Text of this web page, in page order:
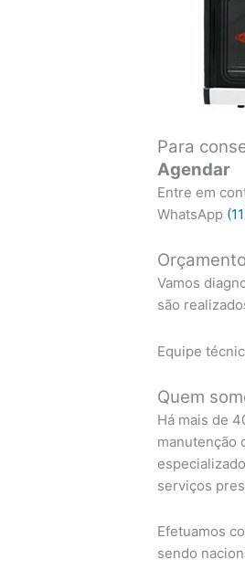
Para
Agendar
Entre em
WhatsApp
Vamos
são
Equipe
Quem
Há mais de
manutenção
serviços
Efetuamos
sendo